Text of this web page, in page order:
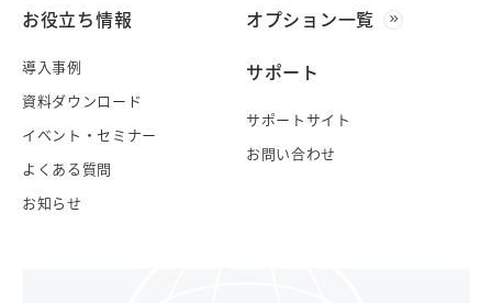
お役立ち情報
導入事例
資料ダウンロード
イベント・セミナー
よくある質問
お知らせ
オプション一覧
サポート
サポートサイト
お問い合わせ